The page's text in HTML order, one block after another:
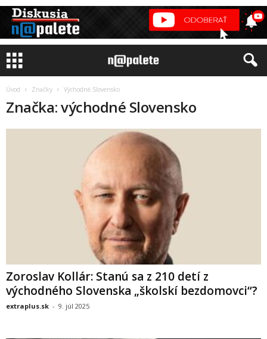
Úvod Značky Východné Slovensko
Značka: východné Slovensko
Zoroslav Kollár: Stanú sa z 210 detí z
východného Slovenska „školskí bezdomovci“?
extraplus.sk - 9. júl 2025